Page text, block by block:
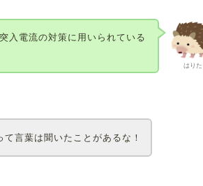
はりた
入電流の対策に用いられている
て言葉は聞いたことがあるな！